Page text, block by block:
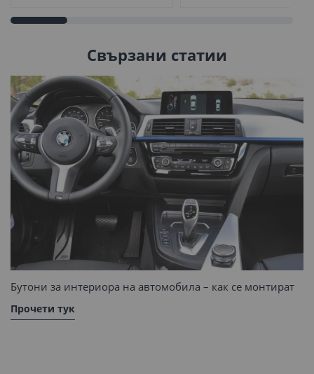
Свързани статии
Бутони за интериора на автомобила – как се монтират
Прочети тук